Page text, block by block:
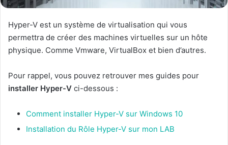
Hyper-V est un système de virtualisation qui vous
permettra de créer des machines virtuelles sur un hôte
physique. Comme Vmware, VirtualBox et bien d’autres.
Pour rappel, vous pouvez retrouver mes guides pour
installer Hyper-V ci-dessous :
Comment installer Hyper-V sur Windows 10
Installation du Rôle Hyper-V sur mon LAB